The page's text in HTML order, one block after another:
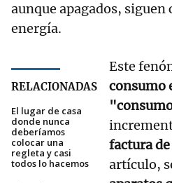
aunque apagados, siguen
energía.
RELACIONADAS
El lugar de casa
donde nunca
deberíamos
colocar una
regleta y casi
todos lo hacemos
Este
consumo
factura
artículo,